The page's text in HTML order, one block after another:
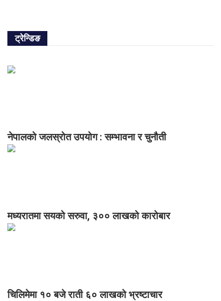
ट्रेन्डिङ
नेपालको जलस्रोत उपयोग : सम्भावना र चुनौती
मध्यरातमा सयको सरुवा, ३०० लाखको कारोबार
चिलिमेमा १० बजे राती ६० लाखको भ्रष्टाचार